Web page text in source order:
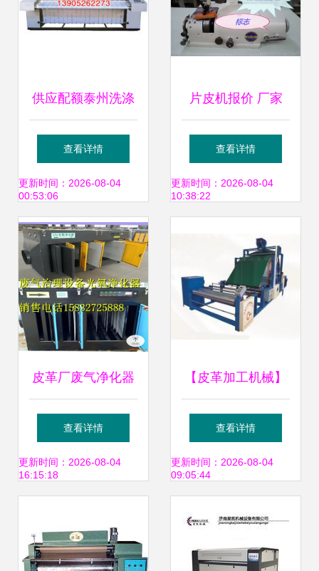
供应配额泰州洗涤
机械价格 纺机,印
染整理机械 纺机网
查看详情
更新时间：2026-08-04
00:53:06
片皮机报价 厂家
查看详情
更新时间：2026-08-04
10:38:22
皮革厂废气净化器
造纸厂 喷涂厂 印
刷厂光氧净化环保
查看详情
更新时间：2026-08-04
16:15:18
【皮革加工机械】
_皮革加工机械价
格_皮革加工机械
械批发_皮革加工
查看详情
更新时间：2026-08-04
09:05:44